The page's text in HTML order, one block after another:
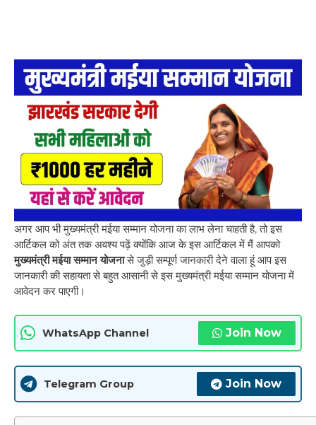
अगर आप भी मुख्यमंत्री मईया सम्मान योजना का लाभ लेना चाहती है,तो इस
आर्टिकल को अंत तक अवश्य पढ़ें क्योंकि आज के इस आर्टिकल में मैं आपको
मुख्यमंत्री मईया सम्मान योजनासे जुड़ी सम्पूर्ण जानकारी देने वाला हूं आप इस
जानकारी की सहायता से बहुत आसानी से इस मुख्यमंत्री मईया सम्मान योजना में
आवेदन कर पाएगी।
WhatsApp Channel Join Now
Telegram Group Join Now